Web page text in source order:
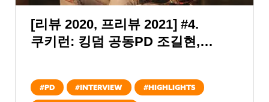
[리뷰 2020, 프리뷰 2021] #4.
쿠키런: 킹덤 공동PD 조길현,
#PD #INTERVIEW #HIGHLIGHTS